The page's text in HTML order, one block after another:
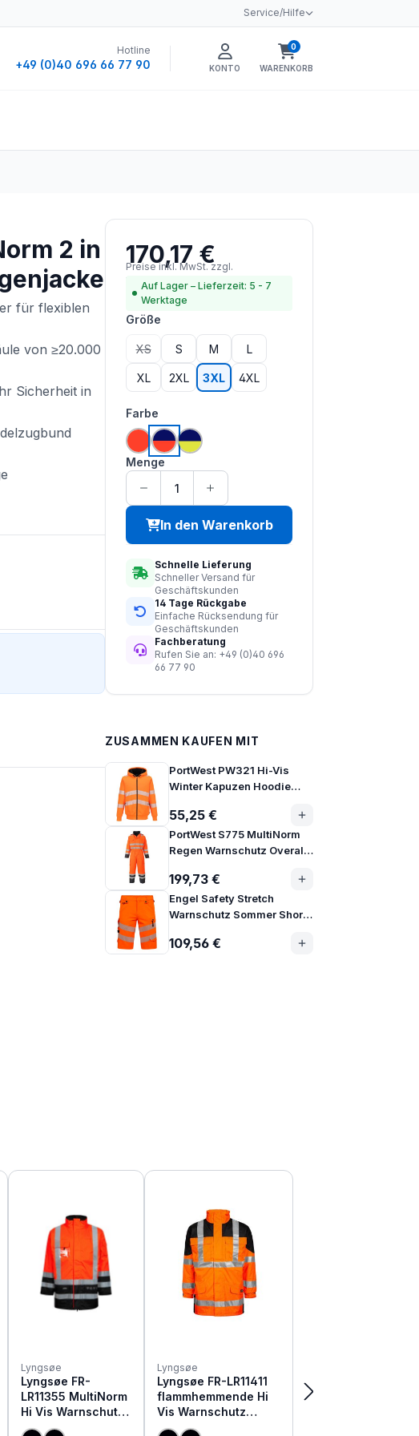
Service/Hilfe
Hotline
+49 (0)40 696 66 77 90 KONTO
0
WARENKORB
Warenkorb enthält
2 in
für flexiblen
von ≥20.000
Sicherheit in
Regulärer Preis:
170,17 €
Preise inkl. MwSt. zzgl.
Versandkosten
Auf Lager – Lieferzeit: 5 - 7
Werktage
Größe
XS(Diese Option ist zurzeit nicht verfügbar.)
S M L
XL 2XL 3XL 4XL
Farbe
hi vis orange
hi vis orange | navy
hi vis saturn gelb | navy
Menge
In den Warenkorb
Schnelle Lieferung
Schneller Versand für
Geschäftskunden
14 Tage Rückgabe
Einfache Rücksendung für
Geschäftskunden
Fachberatung
Rufen Sie an: +49 (0)40 696
66 77 90
ZUSAMMEN KAUFEN MIT
PortWest PW321 Hi-Vis
Winter Kapuzen Hoodie
55,25 €
PortWest S775 MultiNorm
Regen Warnschutz Overall
199,73 €
Engel Safety Stretch
Warnschutz Sommer Shorts
109,56 €
Lyngsøe
Lyngsøe FR-
LR11355 MultiNorm
Hi Vis Warnschutz
Wetterschutz
Lyngsøe
Lyngsøe FR-LR11411
flammhemmende Hi
Vis Warnschutz
Regenjacke gefüttert